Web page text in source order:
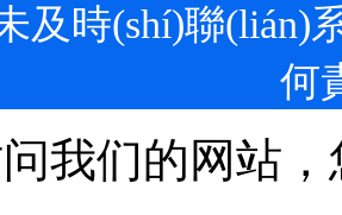
如未及時(shí)聯
何
我们的网站